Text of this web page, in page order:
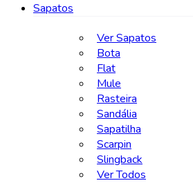
Sapatos
Ver Sapatos
Bota
Flat
Mule
Rasteira
Sandália
Sapatilha
Scarpin
Slingback
Ver Todos